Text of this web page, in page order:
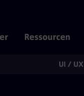
schließen
Ressourcen
UI / UX